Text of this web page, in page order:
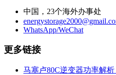
中国，23个海外办事处
WhatsApp/WeChat
更多链接
马塞卢80C逆变器功率解